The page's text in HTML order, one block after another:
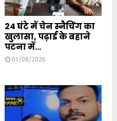
24 घंटे में चेन स्नैचिंग का
खुलासा, पढ़ाई के बहाने
पटना में...
01/08/2026